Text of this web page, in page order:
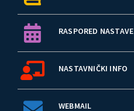
RASPORED NASTAVE
NASTAVNIČKI INFO
WEBMAIL